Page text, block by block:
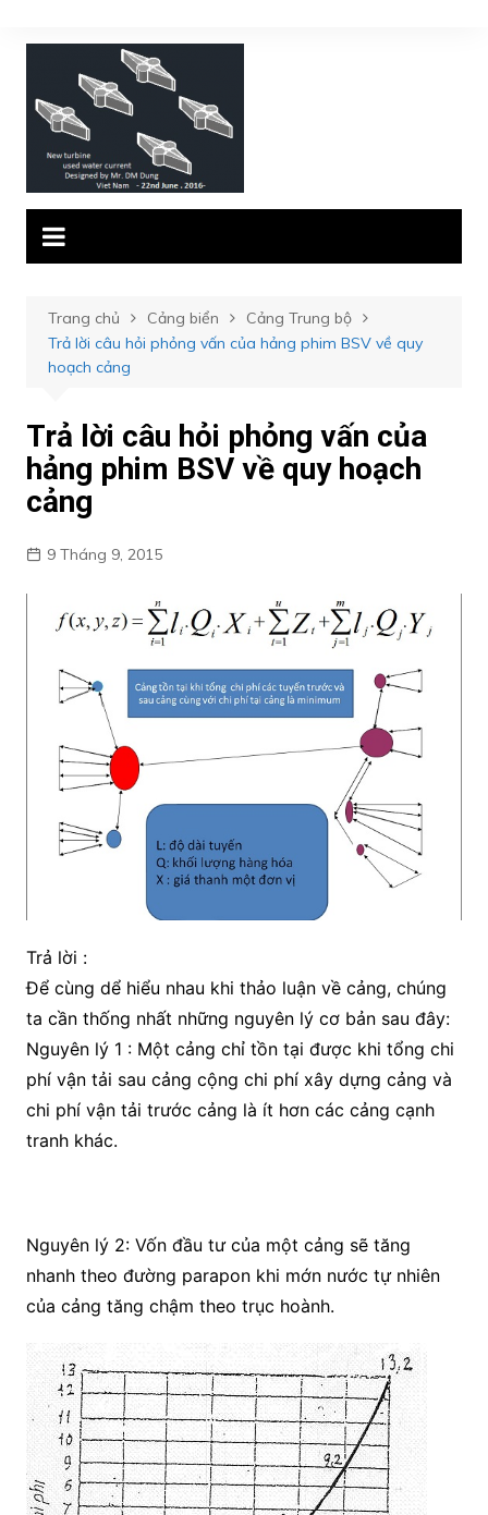
đến
Trang chủ Cảng biển
Cảng Trung bộ
Trả lời câu hỏi phỏng vấn của hảng phim BSV về quy
hoạch cảng
Trả lời câu hỏi phỏng vấn của
hảng phim BSV về quy hoạch
cảng
9 Tháng 9, 2015
Trả lời :
Để cùng dể hiểu nhau khi thảo luận về cảng, chúng
ta cần thống nhất những nguyên lý cơ bản sau đây:
Nguyên lý 1 : Một cảng chỉ tồn tại được khi tổng chi
phí vận tải sau cảng cộng chi phí xây dựng cảng và
chi phí vận tải trước cảng là ít hơn các cảng cạnh
tranh khác.
Nguyên lý 2: Vốn đầu tư của một cảng sẽ tăng
nhanh theo đường parapon khi mớn nước tự nhiên
của cảng tăng chậm theo trục hoành.